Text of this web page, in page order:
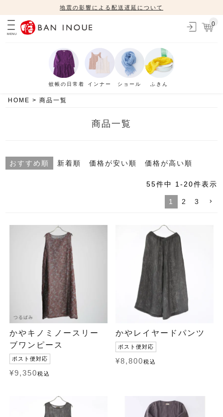
地震の影響による配送遅延について
MENU
0
蚊帳の日常着 インナー ショール ふきん
HOME 商品一覧
商品一覧
おすすめ順 新着順 価格が安い順 価格が高い順
55件中 1 - 20件表示
1 2 3
かやキノミノースリー
ブワンピース
ポスト便対応
¥9,350税込
かやレイヤードパンツ
ポスト便対応
¥8,800税込